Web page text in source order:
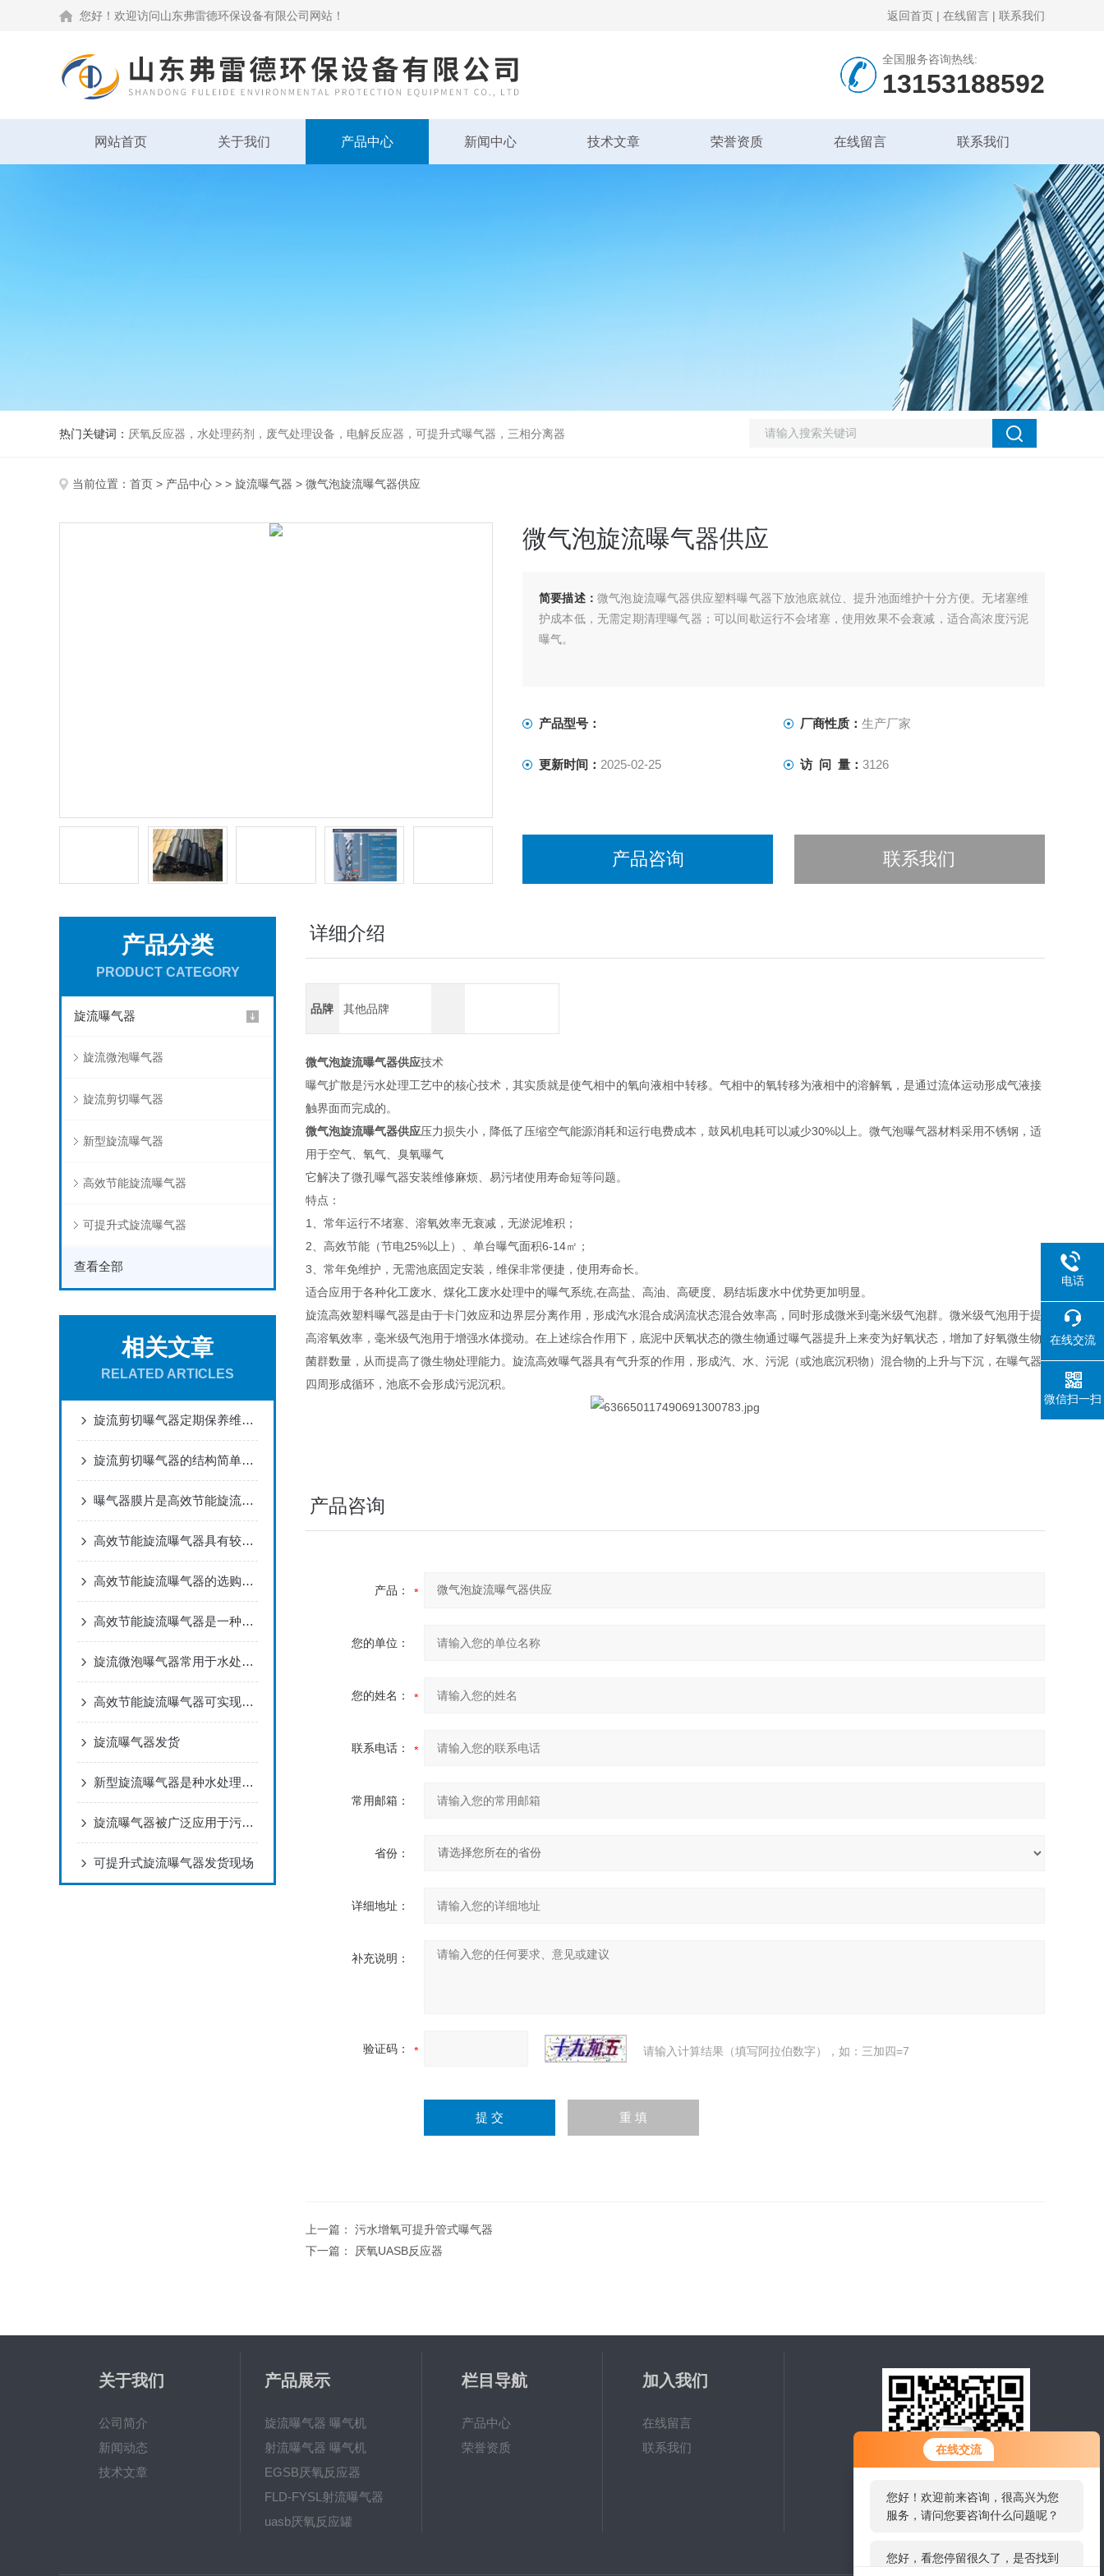
在线交流
您好！欢迎前来咨询，很高兴为您
服务，请问您要咨询什么问题呢？
您好，看您停留很久了，是否找到
了需求产品，您可以直接在线与我
您好！欢迎访问山东弗雷德环保设备有限公司网站！ 返回首页 | 在线留言 | 联系我们
全国服务咨询热线:
13153188592
网站首页 关于我们 产品中心 新闻中心 技术文章 荣誉资质 在线留言 联系我们
热门关键词： 厌氧反应器，水处理药剂，废气处理设备，电解反应器，可提升式曝气器，三相分离器
当前位置： 首页 > 产品中心 > > 旋流曝气器 > 微气泡旋流曝气器供应
微气泡旋流曝气器供应
简要描述： 微气泡旋流曝气器供应塑料曝气器下放池底就位、提升池面维护十分方便。无堵塞维
护成本低，无需定期清理曝气器；可以间歇运行不会堵塞，使用效果不会衰减，适合高浓度污泥
曝气。
产品型号： 厂商性质： 生产厂家
更新时间： 2025-02-25 访 问 量： 3126
产品咨询 联系我们
产品分类
PRODUCT CATEGORY
旋流曝气器
旋流微泡曝气器
旋流剪切曝气器
新型旋流曝气器
高效节能旋流曝气器
可提升式旋流曝气器
查看全部
相关文章
RELATED ARTICLES
旋流剪切曝气器定期保养维护很有必要
旋流剪切曝气器的结构简单，安装方便
曝气器膜片是高效节能旋流曝气器的核心部件
高效节能旋流曝气器具有较强的抗腐蚀性能
高效节能旋流曝气器的选购指南一起了解下
高效节能旋流曝气器是一种用于污水处理的设备
旋流微泡曝气器常用于水处理和废水处理过程中
高效节能旋流曝气器可实现气液固三相充分混合
旋流曝气器发货
新型旋流曝气器是种水处理设备
旋流曝气器被广泛应用于污水处理厂和工业废水处理系统中
可提升式旋流曝气器发货现场
详细介绍
品牌 其他品牌
微气泡旋流曝气器供应技术
曝气扩散是污水处理工艺中的核心技术，其实质就是使气相中的氧向液相中转移。气相中的氧转移为液相中的溶解氧，是通过流体运动形成气液接
触界面而完成的。
微气泡旋流曝气器供应压力损失小，降低了压缩空气能源消耗和运行电费成本，鼓风机电耗可以减少30%以上。微气泡曝气器材料采用不锈钢，适
用于空气、氧气、臭氧曝气
它解决了微孔曝气器安装维修麻烦、易污堵使用寿命短等问题。
特点：
1、常年运行不堵塞、溶氧效率无衰减，无淤泥堆积；
2、高效节能（节电25%以上）、单台曝气面积6-14㎡；
3、常年免维护，无需池底固定安装，维保非常便捷，使用寿命长。
适合应用于各种化工废水、煤化工废水处理中的曝气系统,在高盐、高油、高硬度、易结垢废水中优势更加明显。
旋流高效塑料曝气器是由于卡门效应和边界层分离作用，形成汽水混合成涡流状态混合效率高，同时形成微米到毫米级气泡群。微米级气泡用于提
高溶氧效率，毫米级气泡用于增强水体搅动。在上述综合作用下，底泥中厌氧状态的微生物通过曝气器提升上来变为好氧状态，增加了好氧微生物
菌群数量，从而提高了微生物处理能力。旋流高效曝气器具有气升泵的作用，形成汽、水、污泥（或池底沉积物）混合物的上升与下沉，在曝气器
四周形成循环，池底不会形成污泥沉积。
产品咨询
产品：
您的单位：
您的姓名：
联系电话：
常用邮箱：
省份：
详细地址：
补充说明：
验证码： 请输入计算结果（填写阿拉伯数字），如：三加四=7
上一篇： 污水增氧可提升管式曝气器
下一篇：
厌氧UASB反应器
关于我们
公司简介
新闻动态
技术文章
产品展示
旋流曝气器 曝气机
射流曝气器 曝气机
EGSB厌氧反应器
FLD-FYSL射流曝气器
uasb厌氧反应罐
栏目导航
产品中心
荣誉资质
加入我们
在线留言
联系我们
电话
在线交流
微信扫一扫